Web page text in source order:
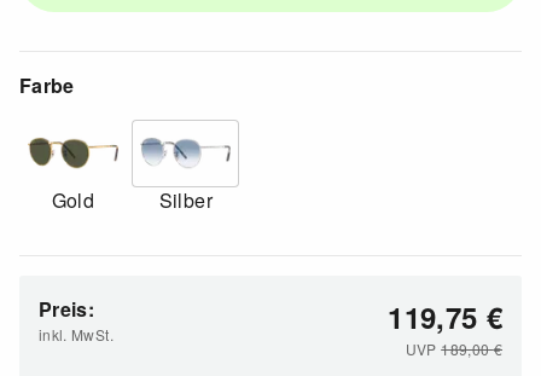
Farbe
Gold Silber
Preis:
inkl. MwSt. 119,75 €
UVP189,00€